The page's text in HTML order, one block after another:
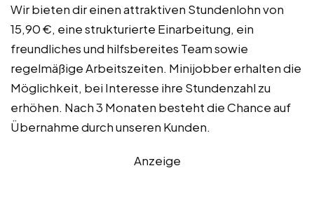
Wir bieten dir einen attraktiven Stundenlohn von
15,90 €, eine strukturierte Einarbeitung, ein
freundliches und hilfsbereites Team sowie
regelmäßige Arbeitszeiten. Minijobber erhalten die
Möglichkeit, bei Interesse ihre Stundenzahl zu
erhöhen. Nach 3 Monaten besteht die Chance auf
Übernahme durch unseren Kunden.
Anzeige